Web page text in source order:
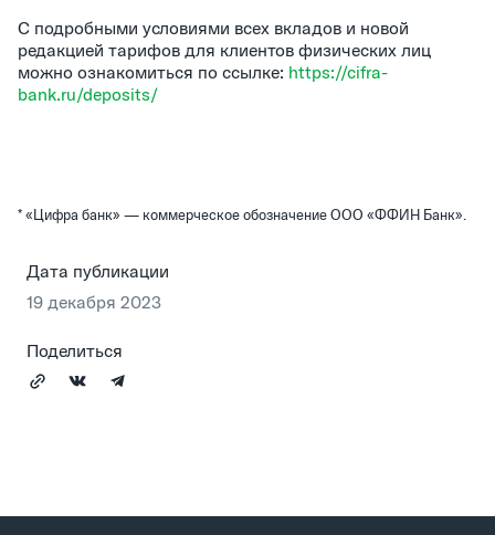
С подробными условиями всех вкладов и новой
редакцией тарифов для клиентов физических лиц
можно ознакомиться по ссылке: https://cifra-
bank.ru/deposits/
* «Цифра банк» — коммерческое обозначение ООО «ФФИН Банк».
Дата публикации
19 декабря 2023
Поделиться